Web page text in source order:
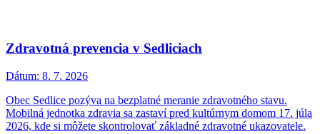
Zdravotná prevencia v Sedliciach
Dátum: 8. 7. 2026
Obec Sedlice pozýva na bezplatné meranie zdravotného stavu.
Mobilná jednotka zdravia sa zastaví pred kultúrnym domom 17. júla
2026, kde si môžete skontrolovať základné zdravotné ukazovatele.